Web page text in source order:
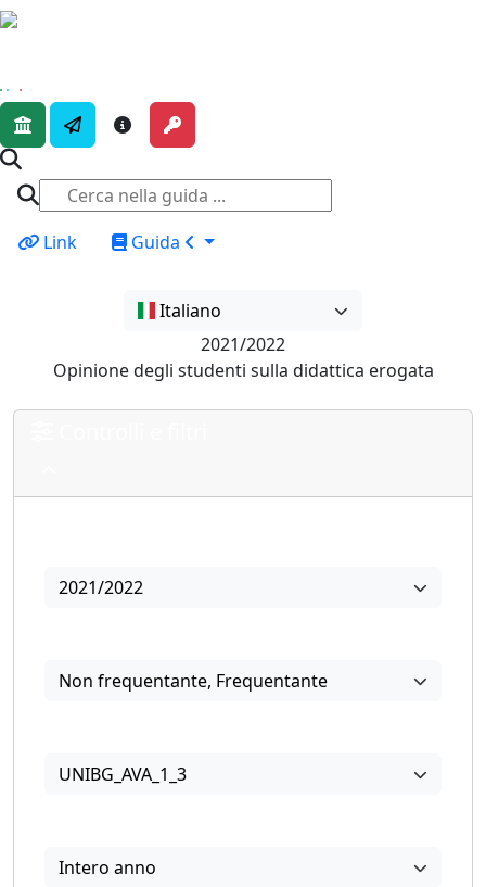
Link Guida
Italiano
2021/2022
Opinione degli studenti sulla didattica erogata
2021/2022
Non frequentante, Frequentante
UNIBG_AVA_1_3
Intero anno